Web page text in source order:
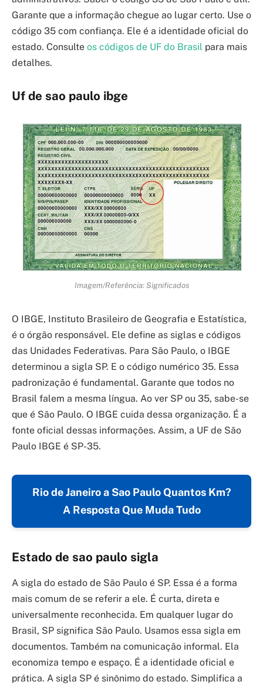
Garante que a informação chegue ao lugar certo. Use o
código 35 com confiança. Ele é a identidade oficial do
estado. Consulte os códigos de UF do Brasil para mais
detalhes.
Uf de sao paulo ibge
Imagem/Referência: Significados
O IBGE, Instituto Brasileiro de Geografia e Estatística,
é o órgão responsável. Ele define as siglas e códigos
das Unidades Federativas. Para São Paulo, o IBGE
determinou a sigla SP. E o código numérico 35. Essa
padronização é fundamental. Garante que todos no
Brasil falem a mesma língua. Ao ver SP ou 35, sabe-se
que é São Paulo. O IBGE cuida dessa organização. É a
fonte oficial dessas informações. Assim, a UF de São
Paulo IBGE é SP-35.
Rio de Janeiro a Sao Paulo Quantos Km?
A Resposta Que Muda Tudo
Estado de sao paulo sigla
A sigla do estado de São Paulo é SP. Essa é a forma
mais comum de se referir a ele. É curta, direta e
universalmente reconhecida. Em qualquer lugar do
Brasil, SP significa São Paulo. Usamos essa sigla em
documentos. Também na comunicação informal. Ela
economiza tempo e espaço. É a identidade oficial e
prática. A sigla SP é sinônimo do estado. Simplifica a